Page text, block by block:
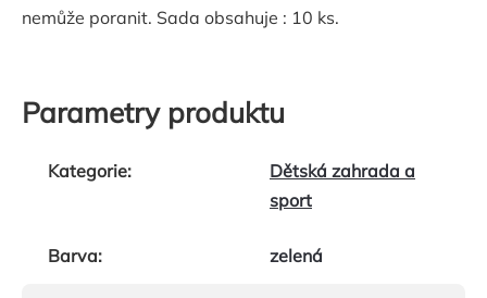
nemůže poranit. Sada obsahuje : 10 ks.
Parametry produktu
Kategorie:
Dětská zahrada a
sport
Barva: zelená